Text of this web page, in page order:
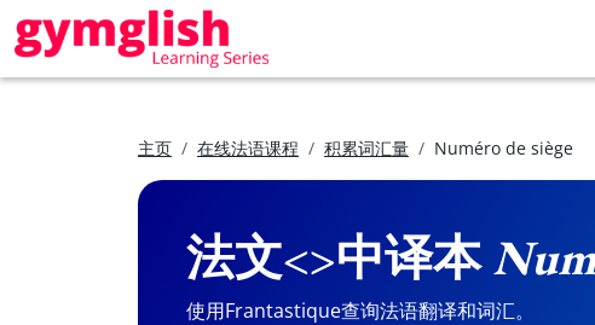
主页 在线法语课程 积累词汇量 Numéro de siège
法文<>中译本
使用Frantastique查询法语翻译和词汇。